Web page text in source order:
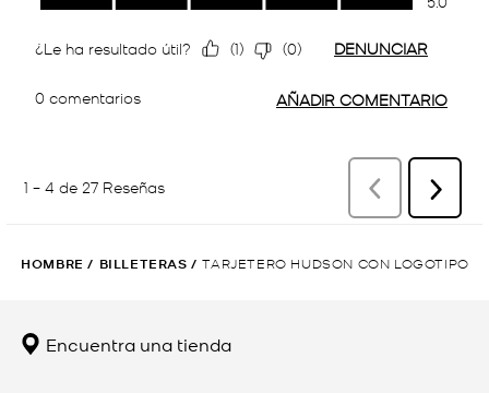
HOMBRE / BILLETERAS / TARJETERO HUDSON CON LOGOTIPO
Encuentra una tienda